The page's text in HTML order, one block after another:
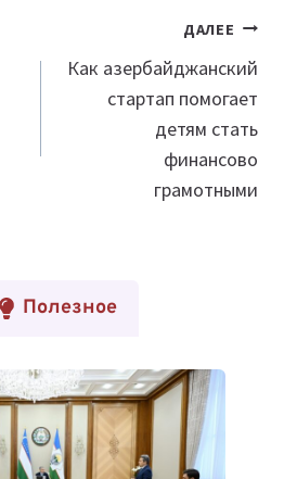
ДАЛЕЕ
Как азербайджанский
стартап помогает
детям стать
финансово
грамотными
Полезное